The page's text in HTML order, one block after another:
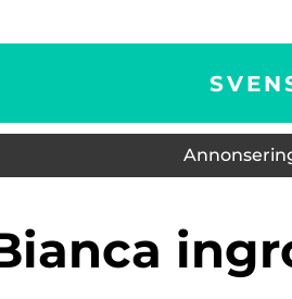
bianca